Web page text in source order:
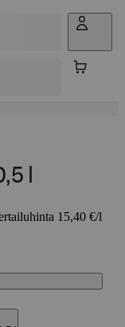
l
15,40 €/l